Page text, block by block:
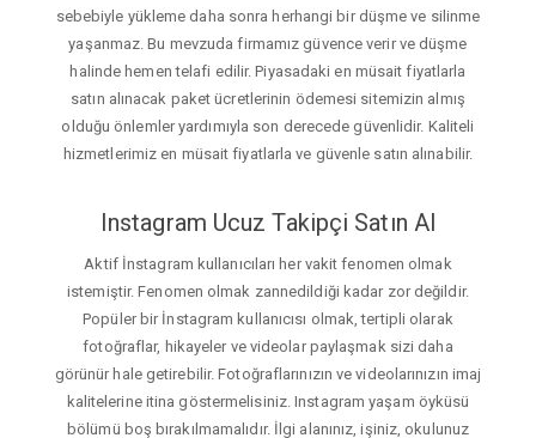
sebebiyle yükleme daha sonra herhangi bir düşme ve silinme
yaşanmaz. Bu mevzuda firmamız güvence verir ve düşme
halinde hemen telafi edilir. Piyasadaki en müsait fiyatlarla
satın alınacak paket ücretlerinin ödemesi sitemizin almış
olduğu önlemler yardımıyla son derecede güvenlidir. Kaliteli
hizmetlerimiz en müsait fiyatlarla ve güvenle satın alınabilir.
Instagram Ucuz Takipçi Satın Al
Aktif İnstagram kullanıcıları her vakit fenomen olmak
istemiştir. Fenomen olmak zannedildiği kadar zor değildir.
Popüler bir İnstagram kullanıcısı olmak, tertipli olarak
fotoğraflar, hikayeler ve videolar paylaşmak sizi daha
görünür hale getirebilir. Fotoğraflarınızın ve videolarınızın imaj
kalitelerine itina göstermelisiniz. Instagram yaşam öyküsü
bölümü boş bırakılmamalıdır. İlgi alanınız, işiniz, okulunuz